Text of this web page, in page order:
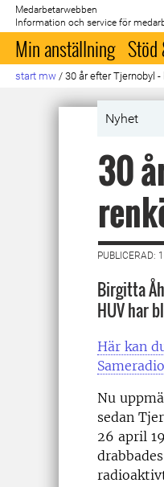
Medarbetarwebben
Information och service för
Min anställning Stöd
start mw / 30 år efter Tjernobyl
Nyhet
30
PUBLICERAD:
Birgitta
HUV har
Här kan
Nu
sedan
26 april